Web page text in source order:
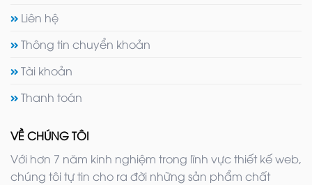
Liên hệ
Thông tin chuyển khoản
Tài khoản
Thanh toán
VỀ CHÚNG TÔI
Với hơn 7 năm kinh nghiệm trong lĩnh vực thiết kế web,
chúng tôi tự tin cho ra đời những sản phẩm chất